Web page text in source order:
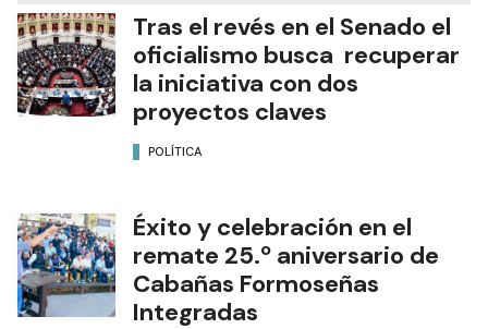
Tras el revés en el Senado el
oficialismo busca recuperar
la iniciativa con dos
proyectos claves
POLÍTICA
Éxito y celebración en el
remate 25.º aniversario de
Cabañas Formoseñas
Integradas